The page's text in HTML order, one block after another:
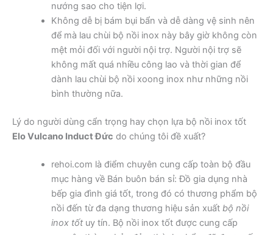
nướng sao cho tiện lợi.
Không dễ bị bám bụi bẩn và dễ dàng vệ sinh nên
để mà lau chùi bộ nồi inox này bây giờ không còn
mệt mỏi đối với người nội trợ. Người nội trợ sẽ
không mất quá nhiều công lao và thời gian để
dành lau chùi bộ nồi xoong inox như những nồi
bình thường nữa.
Lý do người dùng cẩn trọng hay chọn lựa bộ nồi inox tốt
Elo Vulcano Induct Đức do chúng tôi đề xuất?
rehoi.com là điểm chuyên cung cấp toàn bộ đầu
mục hàng về Bán buôn bán sỉ: Đồ gia dụng nhà
bếp gia đình giá tốt, trong đó có thương phẩm bộ
nồi đến từ đa dạng thương hiệu sản xuất bộ nồi
inox tốtuy tín. Bộ nồi inox tốt được cung cấp